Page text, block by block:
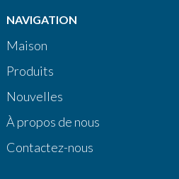
NAVIGATION
Maison
Produits
Nouvelles
À propos de nous
Contactez-nous